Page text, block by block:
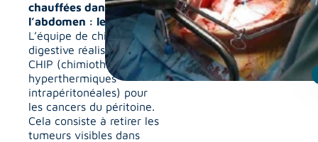
chauffées dans
l’abdomen : les CHIP
L’équipe de chirurgie
digestive réalise des
CHIP (chimiothérapies
hyperthermiques
intrapéritonéales) pour
les cancers du péritoine.
Cela consiste à retirer les
tumeurs visibles dans